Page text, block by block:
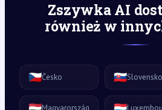
Zszywka AI
również w
🇨🇿Česko 🇸🇰Slovensko
Magyarország